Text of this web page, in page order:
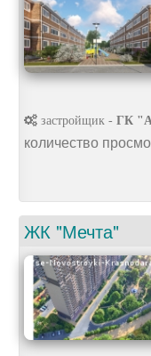
застройщик - ГК
количество
ЖК "Мечта"